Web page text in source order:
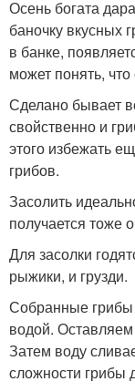
Осень богата
баночку вкусных
в банке,
может понять,
Сделано бывает
свойственно и
этого избежать
грибов.
Засолить
получается тоже
Для засолки
рыжики, и грузди.
Собранные
водой.
Затем воду
сложности грибы